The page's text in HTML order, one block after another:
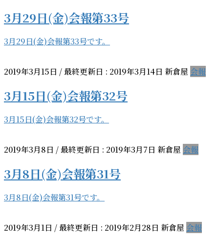
3月29日(金)会報第33号
3月29日(金)会報第33号です。
2019年3月15日 / 最終更新日 : 2019年3月14日 新倉屋 会報
3月15日(金)会報第32号
3月15日(金)会報第32号です。
2019年3月8日 / 最終更新日 : 2019年3月7日 新倉屋 会報
3月8日(金)会報第31号
3月8日(金)会報第31号です。
2019年3月1日 / 最終更新日 : 2019年2月28日 新倉屋 会報